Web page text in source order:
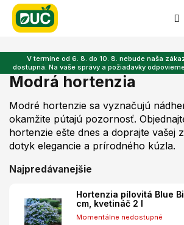
Prejsť
obsah
V termíne od 6. 8. do 10. 8. nebude naša
dostupná. Na vaše správy a požiadavky
Modrá hortenzia
Modré hortenzie sa vyznačujú
okamžite pútajú pozornosť.
hortenzie ešte dnes a doprajte vašej
dotyk elegancie a prírodného kúzla.
Najpredávanejšie
Hortenzia pílovitá Blue
cm, kvetináč 2 l
Momentálne nedostupné